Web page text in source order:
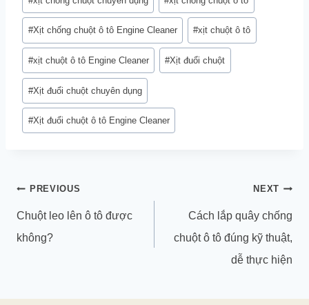
#Xịt chống chuột ô tô Engine Cleaner #xịt chuột ô tô
#xịt chuột ô tô Engine Cleaner #Xịt đuổi chuột
#Xịt đuổi chuột chuyên dụng
#Xịt đuổi chuột ô tô Engine Cleaner
Điều
hướng
bài
PREVIOUS
Chuột leo lên ô tô được
không?
NEXT
Cách lắp quây chống
chuột ô tô đúng kỹ thuật,
dễ thực hiện